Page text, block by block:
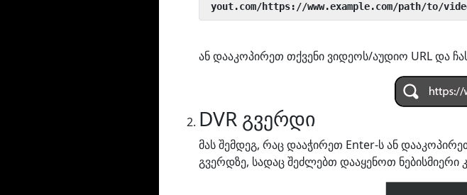
yout.com/https://www.example.com/path/to/
ან დააკოპირეთ თქვენი ვიდეოს/აუდიო URL და
DVR გვერდი
მას შემდეგ, რაც დააჭირეთ Enter-ს ან
გვერდზე, სადაც შეძლებთ დააყენოთ ნებისმიერი